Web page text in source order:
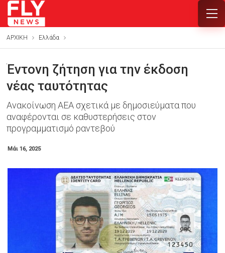
ΑΡΧΙΚΗ Ελλάδα
Έντονη ζήτηση για την έκδοση
νέας ταυτότητας
Ανακοίνωση ΑΕΑ σχετικά με δημοσιεύματα που
αναφέρονται σε καθυστερήσεις στον
προγραμματισμό ραντεβού
Μάι 16, 2025